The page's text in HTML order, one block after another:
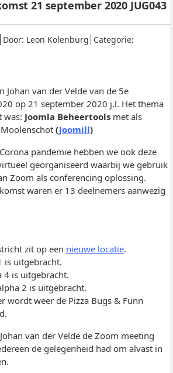
Door: Leon Kolenburg. Categorie:
21 september 2020 JUG043
Johan van der Velde van de 5e
op 21 september 2020 j.l. Het thema
was: Joomla Beheertools met als
(Joomill)
pandemie hebben we ook deze
georganiseerd waarbij we gebruik
Zoom als conferencing oplossing.
waren er 13 deelnemers aanwezig
zit op een nieuwe locatie.
is uitgebracht.
4 is uitgebracht.
2 is uitgebracht.
wordt weer de Pizza Bugs & Funn
van der Velde de Zoom meeting
de gelegenheid had om alvast in